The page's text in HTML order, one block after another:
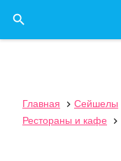

Главная  Сейшелы
Рестораны и кафе
